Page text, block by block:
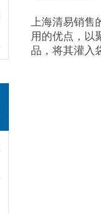
上海清易销售
用的优点，以
品，将其灌入